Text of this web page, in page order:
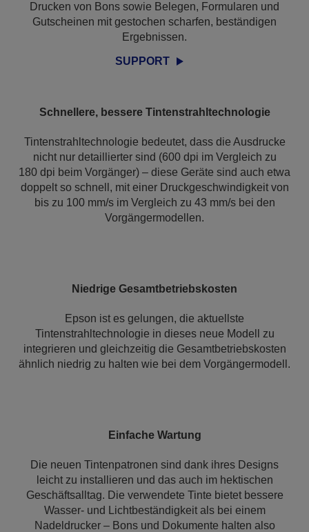
Drucken von Bons sowie Belegen, Formularen und
Gutscheinen mit gestochen scharfen, beständigen
Ergebnissen.
SUPPORT
Schnellere, bessere Tintenstrahltechnologie
Tintenstrahltechnologie bedeutet, dass die Ausdrucke
nicht nur detaillierter sind (600 dpi im Vergleich zu
180 dpi beim Vorgänger) – diese Geräte sind auch etwa
doppelt so schnell, mit einer Druckgeschwindigkeit von
bis zu 100 mm/s im Vergleich zu 43 mm/s bei den
Vorgängermodellen.
Niedrige Gesamtbetriebskosten
Epson ist es gelungen, die aktuellste
Tintenstrahltechnologie in dieses neue Modell zu
integrieren und gleichzeitig die Gesamtbetriebskosten
ähnlich niedrig zu halten wie bei dem Vorgängermodell.
Einfache Wartung
Die neuen Tintenpatronen sind dank ihres Designs
leicht zu installieren und das auch im hektischen
Geschäftsalltag. Die verwendete Tinte bietet bessere
Wasser- und Lichtbeständigkeit als bei einem
Nadeldrucker – Bons und Dokumente halten also